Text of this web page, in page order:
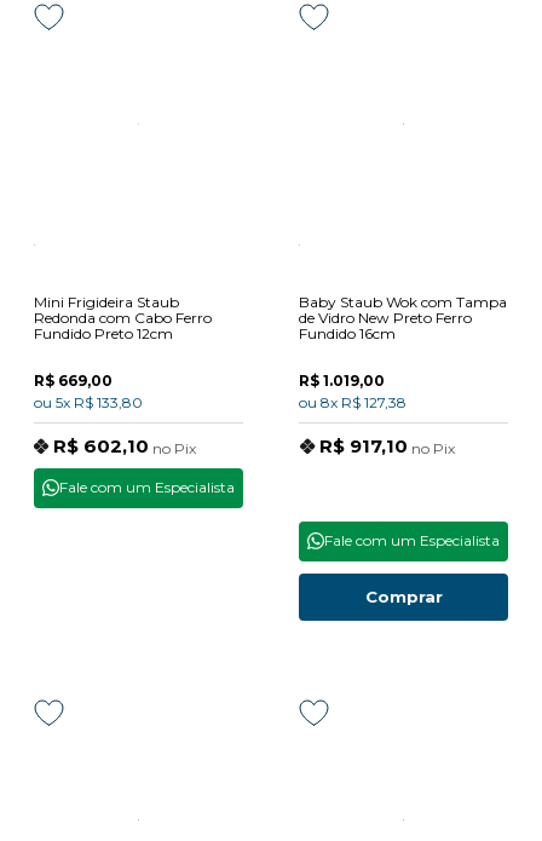
Mini Frigideira Staub
Redonda com Cabo Ferro
Fundido Preto 12cm
R$ 669,00
ou 5x R$ 133,80
R$ 602,10 no Pix
Fale com um Especialista
Baby Staub Wok com Tampa
de Vidro New Preto Ferro
Fundido 16cm
R$ 1.019,00
ou 8x R$ 127,38
R$ 917,10 no Pix
Comprar
Fale com um Especialista